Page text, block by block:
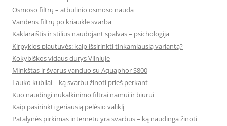
Osmoso filtrų – atbulinio osmoso nauda
Vandens filtrų po kriaukle svarba
Kaklaraištis ir stilius naudojant spalvas – psichologija
Kirpyklos plautuvės: kaip išsirinkti tinkamiausią variantą?
Kokybiškos vidaus durys Vilniuje
Minkštas ir švarus vanduo su Aquaphor S800
Lauko kubilai – ką svarbu žinoti prieš perkant
Kuo naudingi nukalkinimo filtrai namui ir biurui
Kaip pasirinkti geriausią pelėsio valiklį
Patalynės pirkimas internetu yra svarbus – ką naudinga žinoti